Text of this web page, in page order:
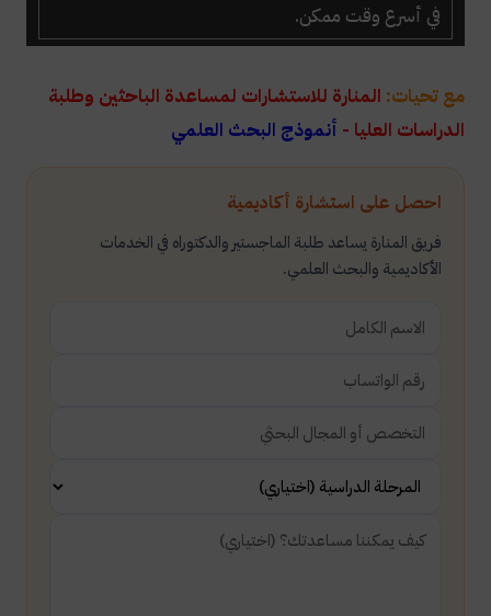
احصل على استشارة أكاديمية
فريق المنارة يساعد طلبة الماجستير والدكتوراه في الخدمات
الأكاديمية والبحث العلمي.
في أسرع وقت ممكن.
مع تحيات: المنارة للاستشارات لمساعدة الباحثين وطلبة
الدراسات العليا - أنموذج البحث العلمي